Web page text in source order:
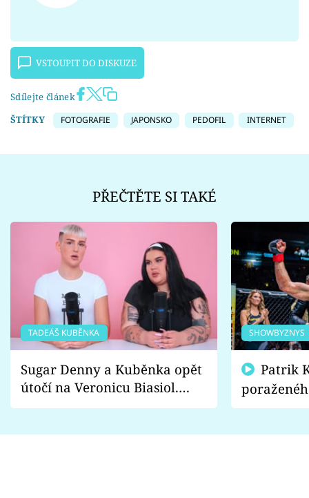
VSTOUPIT DO DISKUZE
Sdílejte článek
ŠTÍTKY
FOTOGRAFIE JAPONSKO PEDOFIL INTERNET
PŘEČTĚTE SI TAKÉ
TADEÁŠ KUBĚNKA
Sugar Denny a Kuběnka opět
útočí na Veronicu Biasiol.
Proč je podle nich falešná a
SHOWBYZNYS
fanoušci